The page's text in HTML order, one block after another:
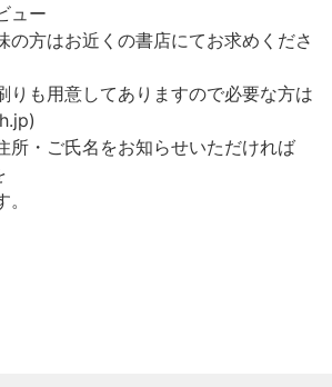
ュー
の方はお近くの書店にてお求めくださ
りも用意してありますので必要な方は
所・ご氏名をお知らせいただければ